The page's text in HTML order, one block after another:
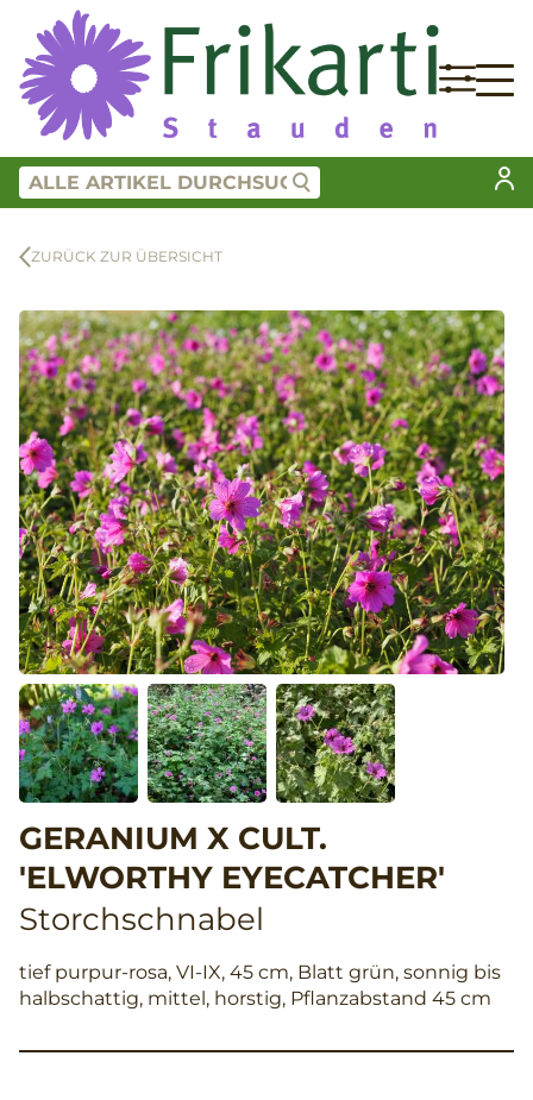
ZURÜCK ZUR ÜBERSICHT
GERANIUM X CULT.
'ELWORTHY EYECATCHER'
Storchschnabel
tief purpur-rosa, VI-IX, 45 cm, Blatt grün, sonnig bis
halbschattig, mittel, horstig, Pflanzabstand 45 cm